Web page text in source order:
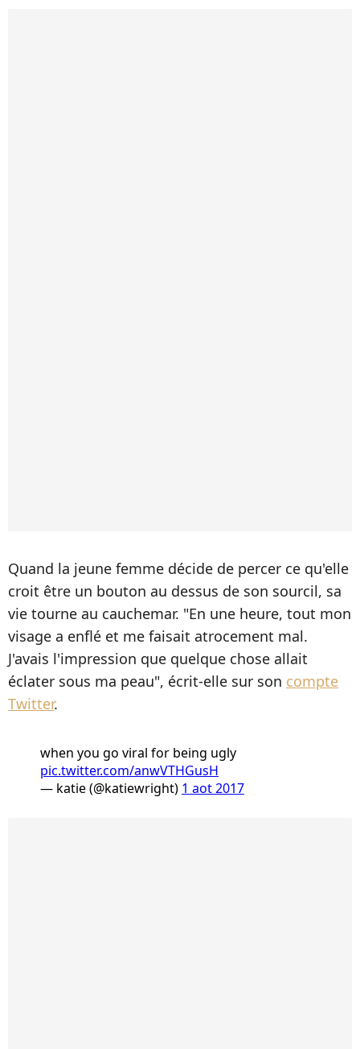
Quand la jeune femme décide de percer ce qu'elle
croit être un bouton au dessus de son sourcil, sa
vie tourne au cauchemar. "En une heure, tout mon
visage a enflé et me faisait atrocement mal.
J'avais l'impression que quelque chose allait
éclater sous ma peau", écrit-elle sur son compte
Twitter.
when you go viral for being ugly
pic.twitter.com/anwVTHGusH
— katie (@katiewright) 1 aot 2017